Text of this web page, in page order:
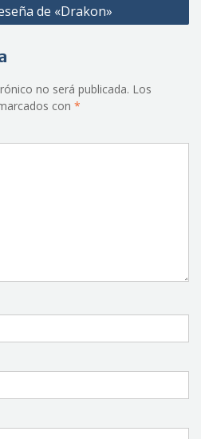
de «Drakon»
no será publicada. Los
con *